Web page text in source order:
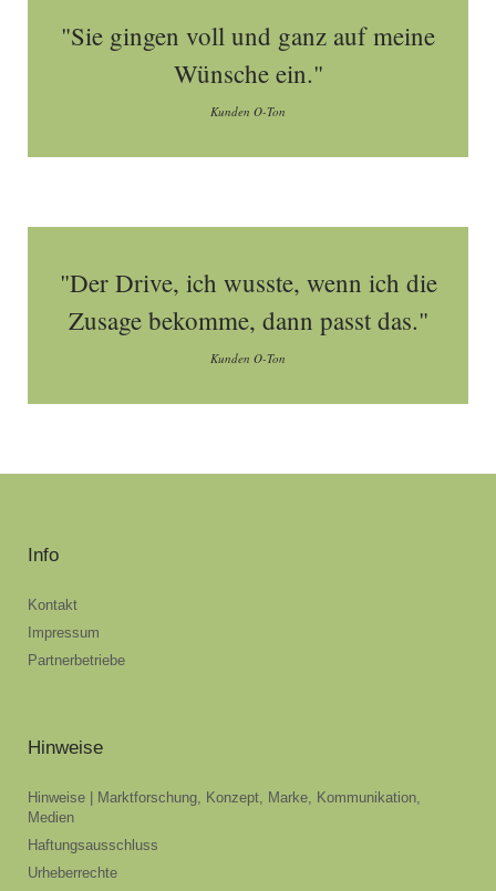
"Sie gingen voll und ganz auf meine
Wünsche ein."
Kunden O-Ton
"Der Drive, ich wusste, wenn ich die
Zusage bekomme, dann passt das."
Kunden O-Ton
Info
Kontakt
Impressum
Partnerbetriebe
Hinweise
Hinweise | Marktforschung, Konzept, Marke, Kommunikation,
Medien
Haftungsausschluss
Urheberrechte